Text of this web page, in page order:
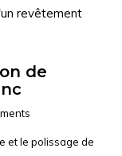
revêtement
de
et le polissage de